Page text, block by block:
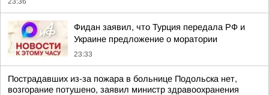
Фидан заявил, что Турция передала РФ и
Украине предложение о моратории
23:33
Пострадавших из-за пожара в больнице Подольска нет,
возгорание потушено, заявил министр здравоохранения